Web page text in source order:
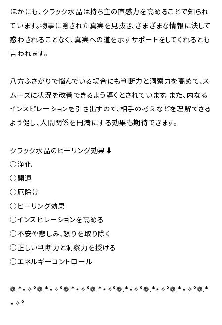
ほかにも、クラック水晶は持ち主の直感力を高めることで知られ
ています。物事に隠された真実を見抜き、さまざまな情報に決して
惑わされることなく、真実への道を示すサポートをしてくれるとも
言われます。
八方ふさがりで悩んでいる場合にも判断力と洞察力を高めて、ス
ムーズに状況を改善できるよう導くとされています。また、内なる
インスピレーションを引き出すので、相手の考えなどを理解できる
よう促し、人間関係を円満にする効果も期待できます。
クラック水晶のヒーリング効果⬇︎
○浄化
○開運
○厄除け
○ヒーリング効果
○インスピレーションを高める
○不安や悲しみ、怒りを取り除く
○正しい判断力と洞察力を授ける
○エネルギーコントロール
❁.*⋆✧°❁.*⋆✧°❁.*⋆✧°❁.*⋆✧°❁.*⋆✧°❁.*⋆✧°❁.*⋆✧°❁.*
⋆✧°